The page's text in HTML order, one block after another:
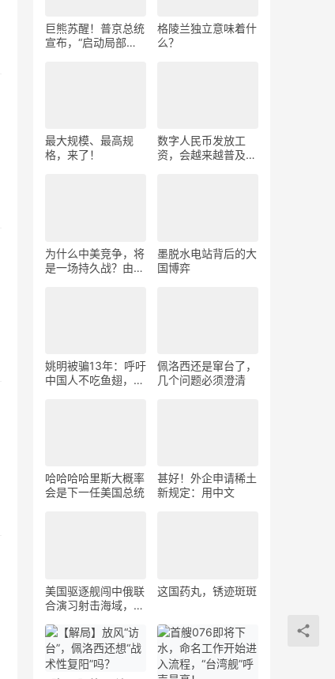
巨熊苏醒！普京总统
宣布，“启动局部动
格陵兰独立意味着什
么？
最大规模、最高规
格，来了！
数字人民币发放工
资，会越来越普及
为什么中美竞争，将
是一场持久战？由这
墨脱水电站背后的大
国博弈
姚明被骗13年：呼吁
中国人不吃鱼翅，鲨
佩洛西还是窜台了，
几个问题必须澄清
哈哈哈哈里斯大概率
会是下一任美国总统
甚好！外企申请稀土
新规定：用中文
美国驱逐舰闯中俄联
合演习射击海域，俄
这国药丸，锈迹斑斑